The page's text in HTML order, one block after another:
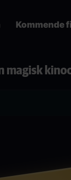
Kommende
magisk